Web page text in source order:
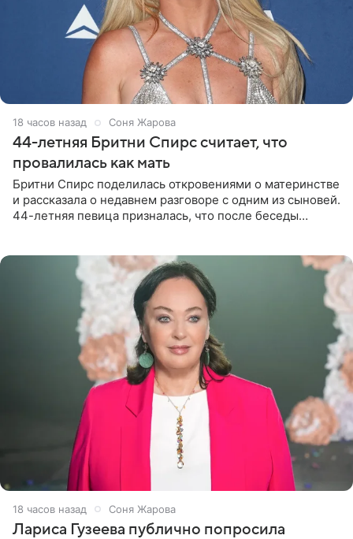
18 часов назад Соня Жарова
44-летняя Бритни Спирс считает, что
провалилась как мать
Бритни Спирс поделилась откровениями о материнстве
и рассказала о недавнем разговоре с одним из сыновей.
44-летняя певица призналась, что после беседы
18 часов назад Соня Жарова
Лариса Гузеева публично попросила